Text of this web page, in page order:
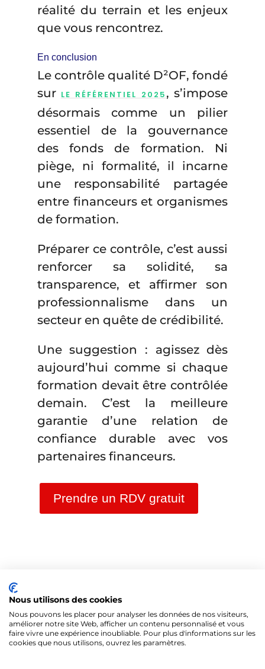
réalité du terrain et les enjeux
que vous rencontrez.
En conclusion
Le contrôle qualité D²OF, fondé
sur LE RÉFÉRENTIEL 2025 , s’impose
désormais comme un pilier
essentiel de la gouvernance
des fonds de formation. Ni
piège, ni formalité, il incarne
une responsabilité partagée
entre financeurs et organismes
de formation.
Préparer ce contrôle, c’est aussi
renforcer sa solidité, sa
transparence, et affirmer son
professionnalisme dans un
secteur en quête de crédibilité.
Une suggestion : agissez dès
aujourd’hui comme si chaque
formation devait être contrôlée
demain. C’est la meilleure
garantie d’une relation de
confiance durable avec vos
partenaires financeurs.
Prendre un RDV gratuit
Nous utilisons des cookies
Nous pouvons les placer pour analyser les données de nos visiteurs,
améliorer notre site Web, afficher un contenu personnalisé et vous
faire vivre une expérience inoubliable. Pour plus d'informations sur les
cookies que nous utilisons, ouvrez les paramètres.